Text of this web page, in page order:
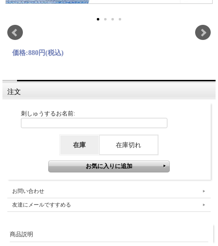
価格:880円(税込)
注文
刺しゅうするお名前:
在庫 在庫切れ
お問い合わせ
友達にメールですすめる
商品説明